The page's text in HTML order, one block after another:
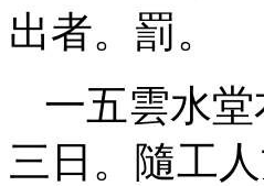
出者。罰。
一五雲水
三日。隨工